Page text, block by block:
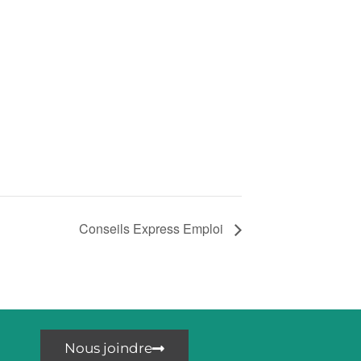
Conseils Express Emploi
Nous joindre